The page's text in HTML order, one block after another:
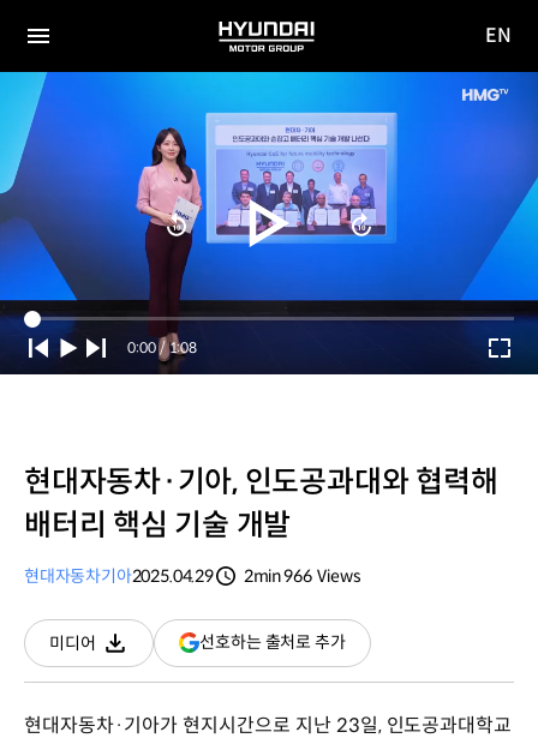
전체
메뉴
HYUNDAI
MOTOR
사이
EN
Current
Time
0:00 / Duration
1:08
현대자동차·기아, 인도공과대와 협력해
배터리 핵심 기술 개발
현대자동차기아2025.04.29
2min966 Views
미디어
다운로드
선호하는 출처로 추가(새
창
현대자동차·기아가 현지시간으로 지난 23일, 인도공과대학교